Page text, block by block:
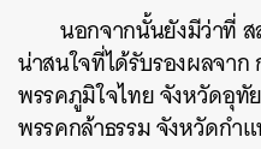
นอกจากนั้นยังมีว่าที่
น่าสนใจที่ได้รับรองผลจาก
พรรคภูมิใจไทย จังหวัดอุทั
พรรคกล้าธรรม จังหวัดกำแ